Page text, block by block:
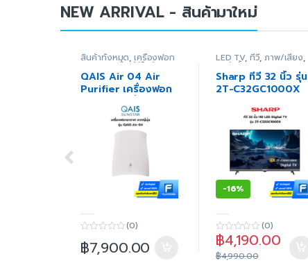
NEW ARRIVAL - สินค้ามาใหม่
สินค้าทั้งหมด, เครื่องฟอก
เครื่องใช้ไฟฟ้า
ภายในบ้าน
QAIS Air 04 Air
Purifier เครื่องฟอก
กลิ่น ไวรัส และ
แบคทีเรีย ประกันศูนย์
-----
o
u
(0)
฿7,900.00
LED TV, ทีวี,ภาพ/เสียง,
สินค้าทั้งหมด
Sharp ทีวี 32 นิ้ว รุ่น
2T-C32GC1000X
-16%
-----
0
o
u
(0)
฿4,190.00
฿4,990.00